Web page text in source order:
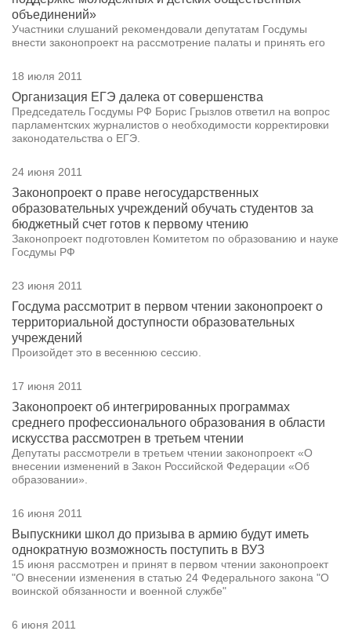
объединений»
Участники слушаний рекомендовали депутатам Госдумы
внести законопроект на рассмотрение палаты и принять его
18 июля 2011
Организация ЕГЭ далека от совершенства
Председатель Госдумы РФ Борис Грызлов ответил на вопрос
парламентских журналистов о необходимости корректировки
законодательства о ЕГЭ.
24 июня 2011
Законопроект о праве негосударственных
образовательных учреждений обучать студентов за
бюджетный счет готов к первому чтению
Законопроект подготовлен Комитетом по образованию и науке
Госдумы РФ
23 июня 2011
Госдума рассмотрит в первом чтении законопроект о
территориальной доступности образовательных
учреждений
Произойдет это в весеннюю сессию.
17 июня 2011
Законопроект об интегрированных программах
среднего профессионального образования в области
искусства рассмотрен в третьем чтении
Депутаты рассмотрели в третьем чтении законопроект «О
внесении изменений в Закон Российской Федерации «Об
образовании».
16 июня 2011
Выпускники школ до призыва в армию будут иметь
однократную возможность поступить в ВУЗ
15 июня рассмотрен и принят в первом чтении законопроект
"О внесении изменения в статью 24 Федерального закона "О
воинской обязанности и военной службе"
6 июня 2011